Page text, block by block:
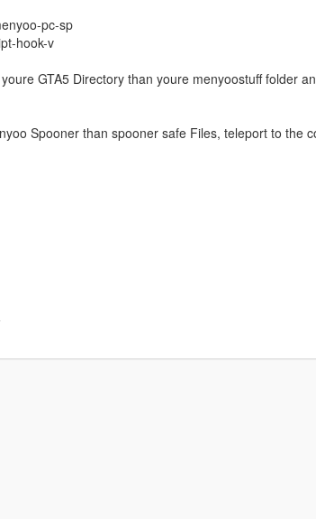
pc-sp
hook-v
GTA5 Directory than youre menyoostuff folder
Spooner than spooner safe Files, teleport to the